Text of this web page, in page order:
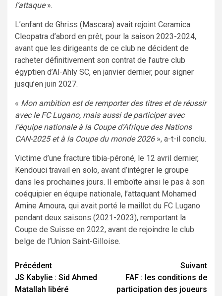
l’attaque».
L’enfant de Ghriss (Mascara) avait rejoint Ceramica
Cleopatra d’abord en prêt, pour la saison 2023-2024,
avant que les dirigeants de ce club ne décident de
racheter définitivement son contrat de l’autre club
égyptien d’Al-Ahly SC, en janvier dernier, pour signer
jusqu’en juin 2027.
« Mon ambition est de remporter des titres et de réussir
avec le FC Lugano, mais aussi de participer avec
l’équipe nationale à la Coupe d’Afrique des Nations
CAN-2025 et à la Coupe du monde 2026», a-t-il conclu.
Victime d’une fracture tibia-péroné, le 12 avril dernier,
Kendouci travail en solo, avant d’intégrer le groupe
dans les prochaines jours. Il emboîte ainsi le pas à son
coéquipier en équipe nationale, l’attaquant Mohamed
Amine Amoura, qui avait porté le maillot du FC Lugano
pendant deux saisons (2021-2023), remportant la
Coupe de Suisse en 2022, avant de rejoindre le club
belge de l’Union Saint-Gilloise.
Navigation
d’article
Précédent
JS Kabylie : Sid Ahmed
Matallah libéré
Suivant
FAF : les conditions de
participation des joueurs